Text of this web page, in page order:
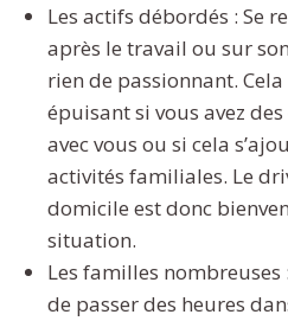
Les actifs débordés : Se
après le travail ou sur
rien de passionnant.
épuisant si vous avez
avec vous ou si cela
activités familiales. Le
domicile est donc
situation.
Les familles nombreuses
de passer des heures